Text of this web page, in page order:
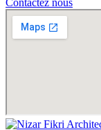
Contactez nous